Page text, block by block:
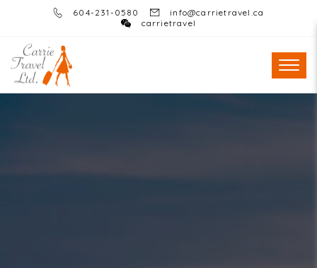
604-231-0580
info@carrietravel.ca
carrietravel